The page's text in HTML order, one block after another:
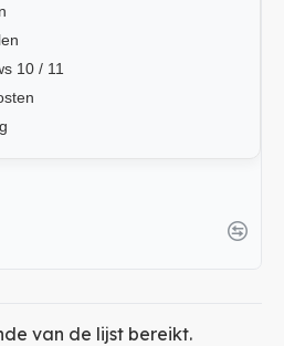
10 / 11
van de lijst bereikt.